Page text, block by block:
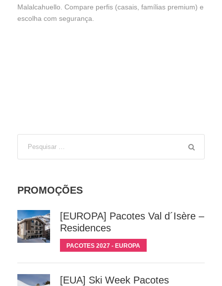
Malalcahuello. Compare perfis (casais, famílias premium) e
escolha com segurança.
PROMOÇÕES
[EUROPA] Pacotes Val d´Isère –
Residences
PACOTES 2027 - EUROPA
[EUA] Ski Week Pacotes